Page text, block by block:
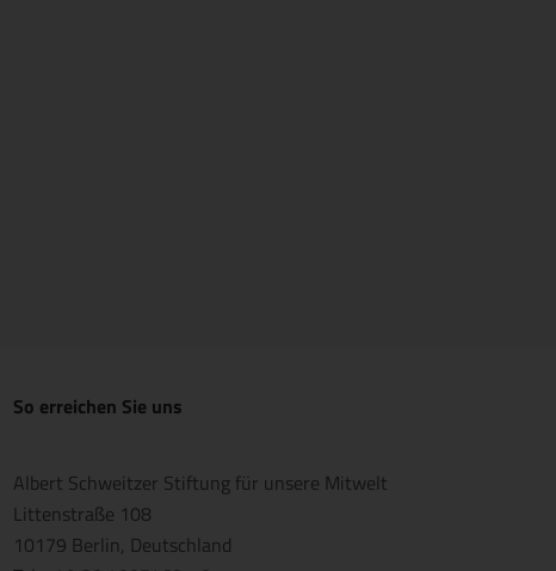
So erreichen Sie uns
Albert Schweitzer Stiftung für unsere Mitwelt
Littenstraße 108
10179 Berlin, Deutschland